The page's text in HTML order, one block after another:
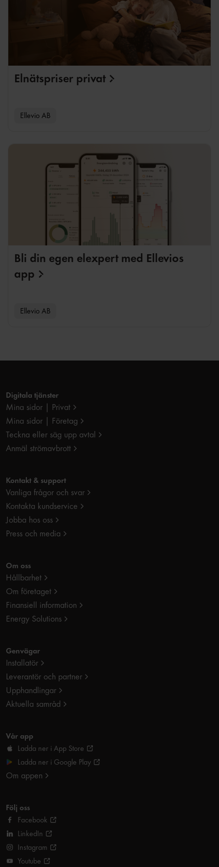
Elnätspriser privat
Ellevio AB
Bli din egen elexpert med Ellevios
app
Ellevio AB
Digitala tjänster
Mina sidor | Privat
Mina sidor | Företag
Teckna eller säg upp avtal
Anmäl strömavbrott
Kontakt & support
Vanliga frågor och svar
Kontakta kundservice
Jobba hos oss
Press och media
Om oss
Hållbarhet
Om företaget
Finansiell information
Energy Solutions
Genvägar
Installatör
Leverantör och partner
Upphandlingar
Aktuella samråd
Vår app
Ladda ner i App Store
Ladda ner i Google Play
Om appen
Följ oss
Facebook
LinkedIn
Instagram
Youtube